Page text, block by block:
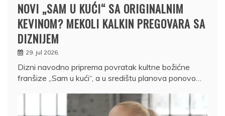
NOVI „SAM U KUĆI“ SA ORIGINALNIM
KEVINOM? MEKOLI KALKIN PREGOVARA SA
DIZNIJEM
29. jul 2026.
Dizni navodno priprema povratak kultne božićne
franšize „Sam u kući“, a u središtu planova ponovo…